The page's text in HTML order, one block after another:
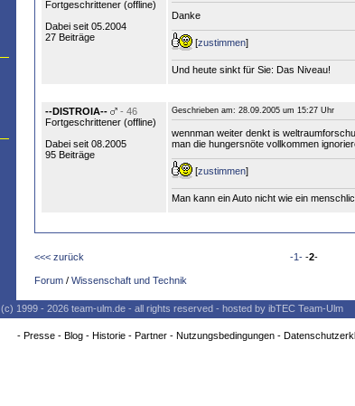
Fortgeschrittener (offline)
Dabei seit 05.2004
27 Beiträge
Danke
[zustimmen]
Und heute sinkt für Sie: Das Niveau!
--DISTROIA--
- 46
Fortgeschrittener (offline)
Dabei seit 08.2005
95 Beiträge
Geschrieben am: 28.09.2005 um 15:27 Uhr
wennman weiter denkt is
man die hungersnöte vollkommen
[zustimmen]
Man kann ein Auto nicht wie ein
<<< zurück -1--2-
Forum / Wissenschaft und Technik
(c) 1999 - 2026 team-ulm.de - all rights reserved - hosted by ibTEC Team-Ulm
- Presse- Blog- Historie- Partner- Nutzungsbedingungen-